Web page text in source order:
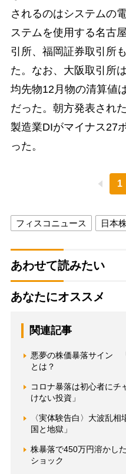
されるのはシステムの
ステムを使用する名古
引所、福岡証券取引所
た。なお、大阪取引所
均先物12月物の清算値
だった。朝方発表され
製造業DIがマイナス27
った。
1
フィスコニュース 日本
あわせて読みたい
あなたにオススメ
関連記事
悪夢の株価暴落サイン
とは？
コロナ暴落は初心者にチ
けない投資」
〈実体験告白〉大波乱
国と地獄」
株暴落で450万円溶かし
ショック